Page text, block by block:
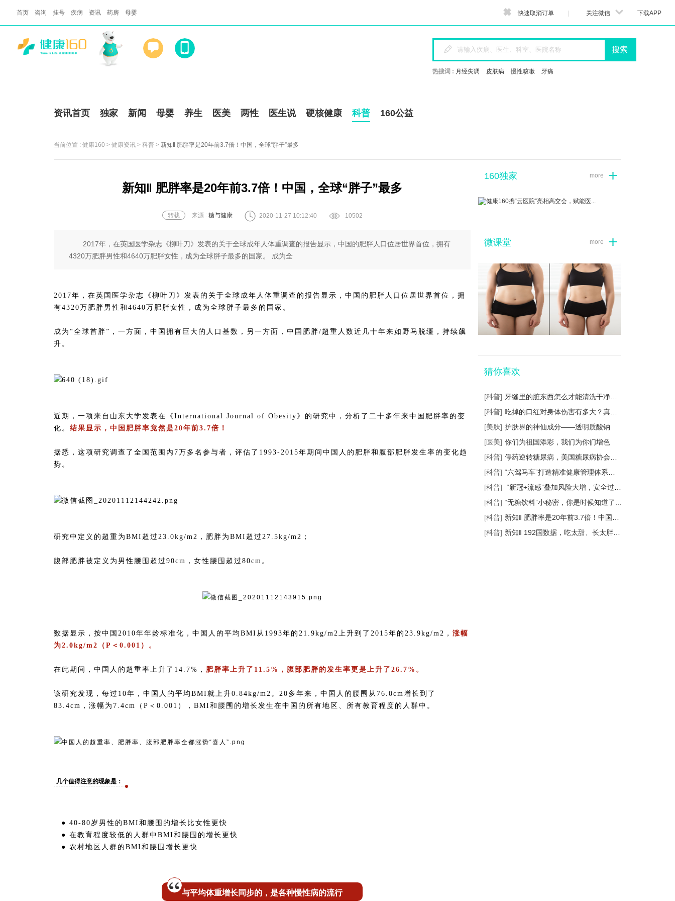
首页 咨询 挂号 疾病 资讯 药房 母婴  快速取消订单 关注微信  下载APP
   搜索
热搜词 : 月经失调 皮肤病 慢性咳嗽 牙痛
资讯首页 独家 新闻 母婴 养生 医美 两性 医生说 硬核健康 科普 160公益
当前位置 : 健康160 > 健康资讯 > 科普 > 新知‖ 肥胖率是20年前3.7倍！中国，全球“胖子”最多
新知‖ 肥胖率是20年前3.7倍！中国，全球“胖子”最多
转载 来源 : 糖与健康  2020-11-27 10:12:40  10502
2017年，在英国医学杂志《柳叶刀》发表的关于全球成年人体重调查的报告显示，中国的肥胖人口位居世界首位，拥有
4320万肥胖男性和4640万肥胖女性，成为全球胖子最多的国家。 成为全
2017年，在英国医学杂志《柳叶刀》发表的关于全球成年人体重调查的报告显示，中国的肥胖人口位居世界首位，拥
有4320万肥胖男性和4640万肥胖女性，成为全球胖子最多的国家。
成为“全球首胖”，一方面，中国拥有巨大的人口基数，另一方面，中国肥胖/超重人数近几十年来如野马脱缰，持续飙
升。
近期，一项来自山东大学发表在《International Journal of Obesity》的研究中，分析了二十多年来中国肥胖率的变
化。 结果显示，中国肥胖率竟然是20年前3.7倍！
据悉，这项研究调查了全国范围内7万多名参与者，评估了1993-2015年期间中国人的肥胖和腹部肥胖发生率的变化趋
势。
研究中定义的超重为BMI超过23.0kg/m2，肥胖为BMI超过27.5kg/m2；
腹部肥胖被定义为男性腰围超过90cm，女性腰围超过80cm。
数据显示，按中国2010年年龄标准化，中国人的平均BMI从1993年的21.9kg/m2上升到了2015年的23.9kg/m2， 涨幅
为2.0kg/m2（P＜0.001）。
在此期间，中国人的超重率上升了14.7%， 肥胖率上升了11.5%，腹部肥胖的发生率更是上升了26.7%。
该研究发现，每过10年，中国人的平均BMI就上升0.84kg/m2。20多年来，中国人的腰围从76.0cm增长到了
83.4cm，涨幅为7.4cm（P＜0.001），BMI和腰围的增长发生在中国的所有地区、所有教育程度的人群中。
几个值得注意的现象是：
● 40-80岁男性的BMI和腰围的增长比女性更快
● 在教育程度较低的人群中BMI和腰围的增长更快
● 农村地区人群的BMI和腰围增长更快
与平均体重增长同步的，是各种慢性病的流行
160独家 more
微课堂 more
猜你喜欢
[科普] 牙缝里的脏东西怎么才能清洗干净？这样...
[科普] 吃掉的口红对身体伤害有多大？真相是这...
[美肤] 护肤界的神仙成分——透明质酸钠
[医美] 你们为祖国添彩，我们为你们增色
[科普] 停药逆转糖尿病，美国糖尿病协会CEO成功...
[科普] “六驾马车”打造精准健康管理体系丨瑞...
[科普]
“新冠+流感”叠加风险大增，安全过冬...
[科普] “无糖饮料”小秘密，你是时候知道了...
[科普] 新知‖ 肥胖率是20年前3.7倍！中国，全球...
[科普] 新知‖ 192国数据，吃太甜、长太胖真的...